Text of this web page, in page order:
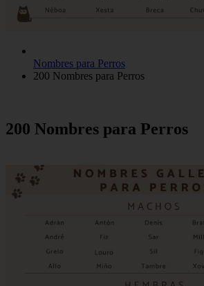
Nombres para Perros
200 Nombres para Perros
200 Nombres para Perros